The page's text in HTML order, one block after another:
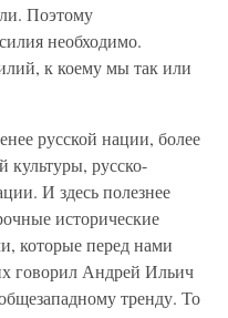
Поэтому
необходимо.
к коему мы так или
русской нации, более
культуры, русско-
И здесь полезнее
исторические
которые перед нами
говорил Андрей Ильич
тренду. То